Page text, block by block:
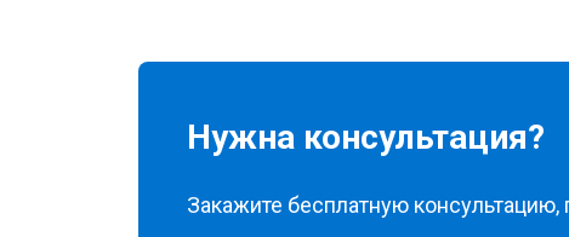
Нужна консультация?
Закажите бесплатную